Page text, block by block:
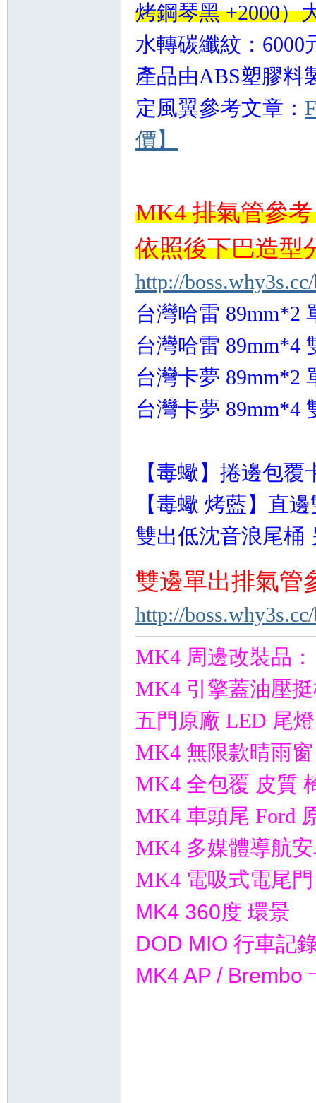
烤鋼琴黑 +2000）
水轉碳纖紋：
產品由ABS塑膠料
定風翼參考文章：
價】
MK4排氣管參
依照後下巴造型
http://
台灣哈雷 89mm*2
台灣哈雷 89mm*4
台灣卡夢 89mm*2
台灣卡夢 89mm*4
【毒蠍】 捲邊包覆
【毒蠍 烤藍】直
雙出低沈音浪尾桶
雙邊單出排氣管
http://
MK4 周邊改裝品：
MK4 引擎蓋油壓
五門原廠 LED 尾燈
MK4 無限款晴雨窗
MK4 全包覆 皮質
MK4 車頭尾 Ford
MK4 多媒體導航
MK4 電吸式電尾門
MK4 360度 環景
DOD MIO 行車記
MK4 AP / Brembo